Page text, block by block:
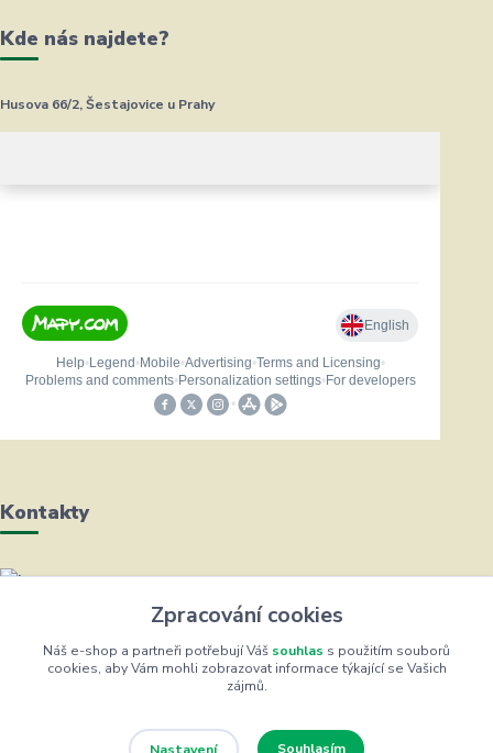
Kde nás najdete?
Husova 66/2, Šestajovice u Prahy
Kontakty
Helena Bayerová
+420 604 711 491
(Po-Čt, 8-16 hod.)
Zpracování cookies
Náš e-shop a partneři potřebují Váš souhlas s použitím souborů
cookies, aby Vám mohli zobrazovat informace týkající se Vašich
zájmů.
Nastavení Souhlasím